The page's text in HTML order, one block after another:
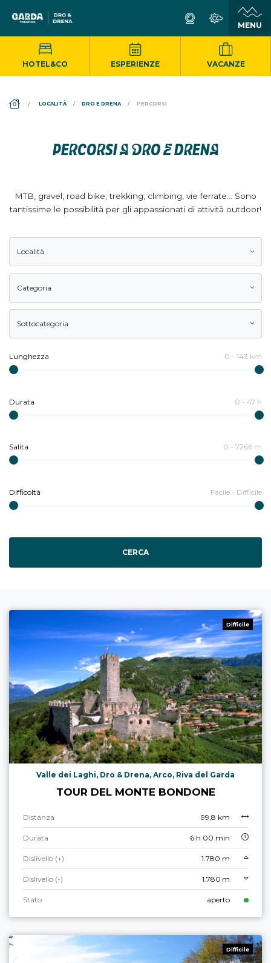
HOTEL&CO ESPERIENZE VACANZE
DS_BREADCRUMB.HOME
LOCALITÀ DRO E DRENA PERCORSI
PERCORSI A DRO E DRENA
MTB, gravel, road bike, trekking, climbing, vie ferrate... Sono
tantissime le possibilità per gli appassionati di attività outdoor!
Località
Categoria
Sottocategoria
Lunghezza 0 - 143 km
Durata 0 - 47 h
Salita 0 - 7266 m
Difficoltà Facile - Difficile
CERCA
Difficile
Valle dei Laghi, Dro & Drena, Arco, Riva del Garda
TOUR DEL MONTE BONDONE
Distanza 99,8 km
Durata 6 h 00 min
Dislivello (+) 1.780 m
Dislivello (-) 1.780 m
Stato aperto
Difficile